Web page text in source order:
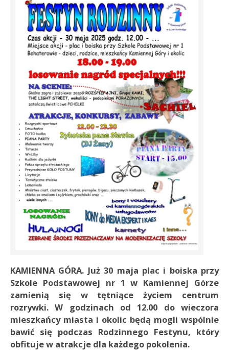
KAMIENNA GÓRA. Już 30 maja plac i boiska przy
Szkole Podstawowej nr 1 w Kamiennej Górze
zamienią się w tętniące życiem centrum
rozrywki. W godzinach od 12.00 do wieczora
mieszkańcy miasta i okolic będą mogli wspólnie
bawić się podczas Rodzinnego Festynu, który
obfituje w atrakcje dla każdego pokolenia.